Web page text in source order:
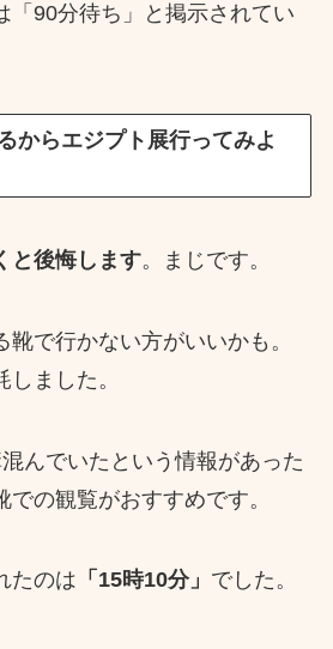
「90分待ち」と掲示されてい
からエジプト展行ってみよ
と後悔します。まじです。
で行かない方がいいかも。
ました。
んでいたという情報があった
の観覧がおすすめです。
たのは 「15時10分」 でした。